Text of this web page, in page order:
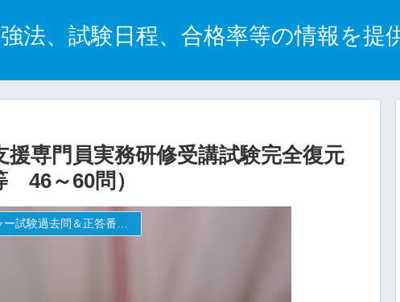
法、試験日程、合格率等の情報を提
専門員実務研修受講試験完全復元
46～60問）